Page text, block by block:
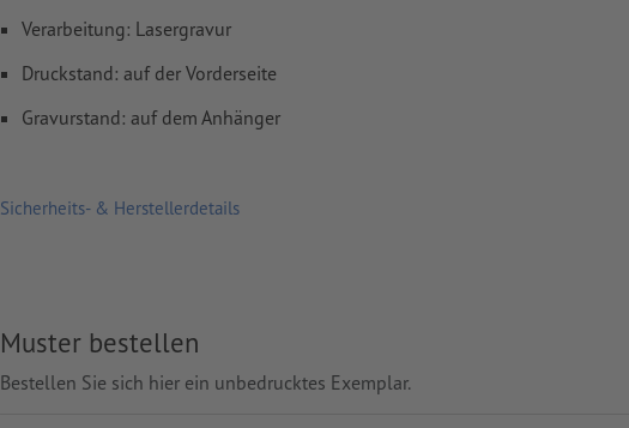
Verarbeitung: Lasergravur
Druckstand: auf der Vorderseite
Gravurstand: auf dem Anhänger
Sicherheits- & Herstellerdetails
Muster bestellen
Bestellen Sie sich hier ein unbedrucktes Exemplar.